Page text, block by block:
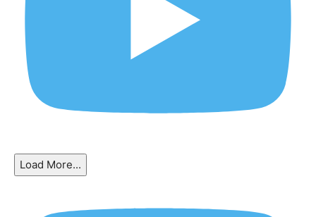
Load More...